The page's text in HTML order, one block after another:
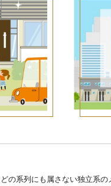
の系列にも属さない独立系の